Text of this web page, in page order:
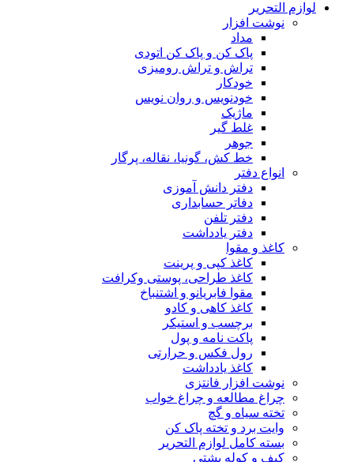
لوازم التحریر
نوشت افزار
مداد
پاک کن و پاک کن اتودی
تراش و تراش رومیزی
خودکار
خودنویس و روان نویس
ماژیک
غلط گیر
جوهر
خط کش، گونیا، نقاله، پرگار
انواع دفتر
دفتر دانش آموزی
دفاتر حسابداری
دفتر تلفن
دفتر یادداشت
کاغذ و مقوا
کاغذ کپی و پرینت
کاغذ طراحی، پوستی وکرافت
مقوا فابریانو و اشتنباخ
کاغذ کاهی و کادو
برچسب و استیکر
پاکت نامه و پول
رول فکس و حرارتی
کاغذ یادداشت
نوشت افزار فانتزی
چراغ مطالعه و چراغ خواب
تخته سیاه و گچ
وایت برد و تخته پاک کن
بسته کامل لوازم التحریر
کیف و کوله پشتی